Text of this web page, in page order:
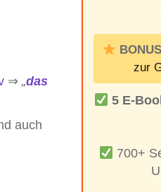
⇒ „das
auch
zur
5 E-
700+